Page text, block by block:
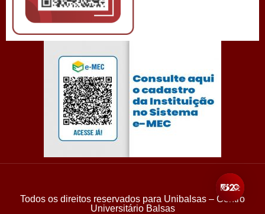
Todos os direitos reservados para Unibalsas – Centro
Universitário Balsas